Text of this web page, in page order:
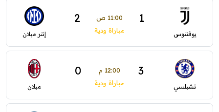
يوفنتوس
1 11:00 ص 2
مباراة ودية إنتر ميلان
تشيلسي
3 12:00 م 0
مباراة ودية ميلان